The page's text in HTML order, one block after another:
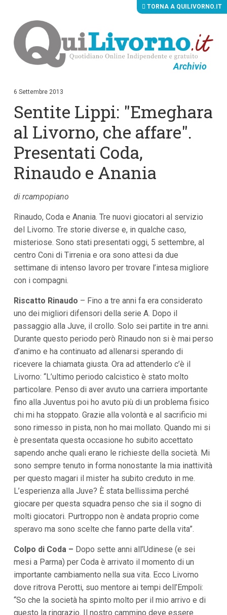
Archivio
i
i
c
n
t
e
n
u
r
n
c
p
a
i
V
i
a
l
e
n
ù
P
r
i
c
i
a
l
V
a
i
n
o
n
o
TORNA A QUILIVORNO.IT
6 Settembre 2013
Sentite Lippi: "Emeghara
al Livorno, che affare".
Presentati Coda,
Rinaudo e Anania
di rcampopiano
Rinaudo, Coda e Anania. Tre nuovi giocatori al servizio
del Livorno. Tre storie diverse e, in qualche caso,
misteriose. Sono stati presentati oggi, 5 settembre, al
centro Coni di Tirrenia e ora sono attesi da due
settimane di intenso lavoro per trovare l’intesa migliore
con i compagni.
Riscatto Rinaudo – Fino a tre anni fa era considerato
uno dei migliori difensori della serie A. Dopo il
passaggio alla Juve, il crollo. Solo sei partite in tre anni.
Durante questo periodo però Rinaudo non si è mai perso
d’animo e ha continuato ad allenarsi sperando di
ricevere la chiamata giusta. Ora ad attenderlo c’è il
Livorno: “L’ultimo periodo calcistico è stato molto
particolare. Penso di aver avuto una carriera importante
fino alla Juventus poi ho avuto più di un problema fisico
chi mi ha stoppato. Grazie alla volontà e al sacrificio mi
sono rimesso in pista, non ho mai mollato. Quando mi si
è presentata questa occasione ho subito accettato
sapendo anche quali erano le richieste della società. Mi
sono sempre tenuto in forma nonostante la mia inattività
per questo magari il mister ha subito creduto in me.
L’esperienza alla Juve? È stata bellissima perché
giocare per questa squadra penso che sia il sogno di
molti giocatori. Purtroppo non è andata proprio come
speravo ma sono scelte che fanno parte della vita”.
Colpo di Coda – Dopo sette anni all’Udinese (e sei
mesi a Parma) per Coda è arrivato il momento di un
importante cambiamento nella sua vita. Ecco Livorno
dove ritrova Perotti, suo mentore ai tempi dell’Empoli:
“So che la società ha spinto molto per il mio arrivo e di
questo la ringrazio. Il nostro cammino deve essere